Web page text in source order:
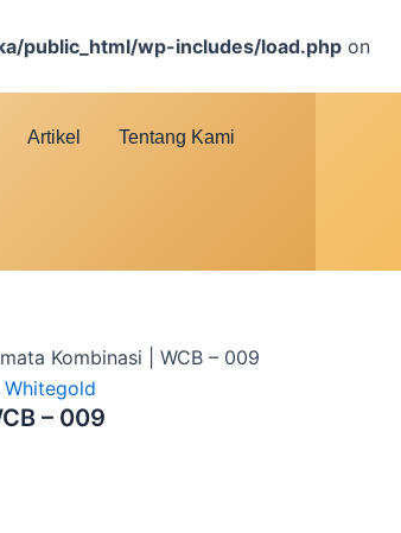
public_html/wp-includes/load.php on
Artikel Tentang Kami
Kombinasi | WCB – 009
Whitegold
– 009